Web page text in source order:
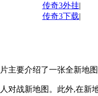
传奇3外挂|
传奇3下载|
主要介绍了一张全新地图
战新地图。此外,在